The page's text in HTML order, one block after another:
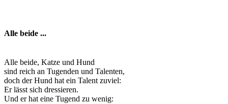
Alle beide ...
Alle beide, Katze und Hund
sind reich an Tugenden und Talenten,
doch der Hund hat ein Talent zuviel:
Er lässt sich dressieren.
Und er hat eine Tugend zu wenig: